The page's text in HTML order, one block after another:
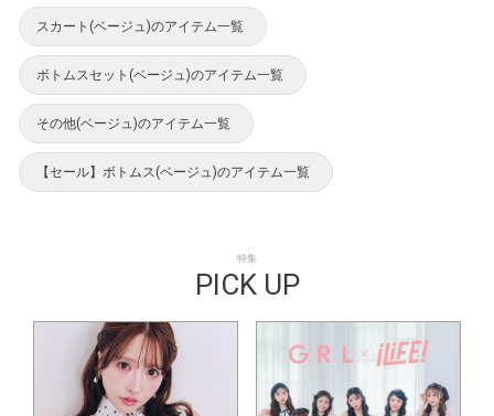
スカート(ベージュ)のアイテム一覧
ボトムスセット(ベージュ)のアイテム一覧
その他(ベージュ)のアイテム一覧
【セール】ボトムス(ベージュ)のアイテム一覧
特集
PICK UP